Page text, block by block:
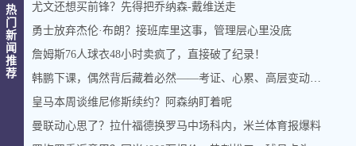
热
门
新
闻
推
荐
尤文还想买前锋？先得把乔纳森-戴维送走
勇士放弃杰伦·布朗？接班库里这事，管理层心里没底
詹姆斯76人球衣48小时卖疯了，直接破了纪录！
韩鹏下课，偶然背后藏着必然——考证、心累、高层变动，三根稻草压垮山东名宿
皇马本周谈维尼修斯续约？阿森纳盯着呢
曼联动心思了？拉什福德换罗马中场科内，米兰体育报爆料